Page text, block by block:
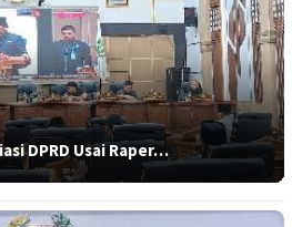
DPRD Usai Raper…